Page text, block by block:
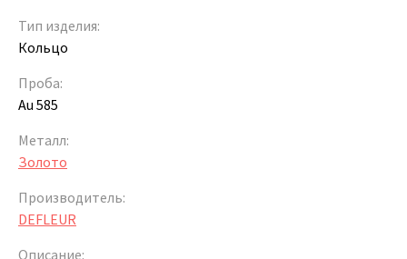
Тип изделия:
Кольцо
Проба:
Au 585
Металл:
Золото
Производитель:
DEFLEUR
Описание: